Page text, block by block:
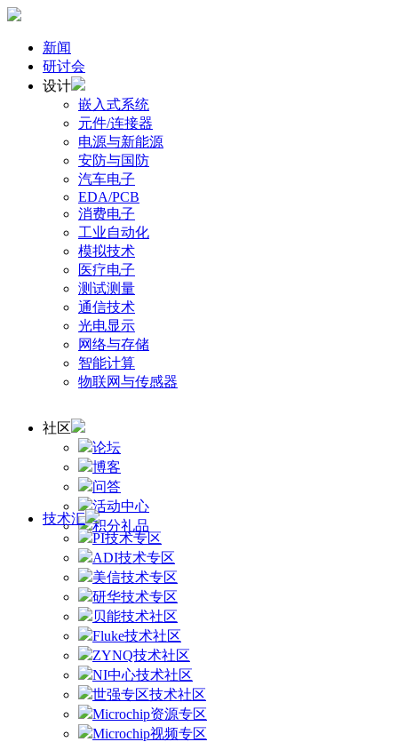
新闻
研讨会
设计
嵌入式系统
元件/连接器
电源与新能源
安防与国防
汽车电子
EDA/PCB
消费电子
工业自动化
模拟技术
医疗电子
测试测量
通信技术
光电显示
网络与存储
智能计算
物联网与传感器
社区
论坛
博客
问答
活动中心
积分礼品
技术汇
PI技术专区
ADI技术专区
美信技术专区
研华技术专区
贝能技术社区
Fluke技术社区
ZYNQ技术社区
NI中心技术社区
世强专区技术社区
Microchip资源专区
Microchip视频专区